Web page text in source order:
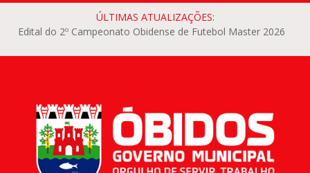
ÚLTIMAS ATUALIZAÇÕES:
Edital do 2º Campeonato Obidense de Futebol Master 2026